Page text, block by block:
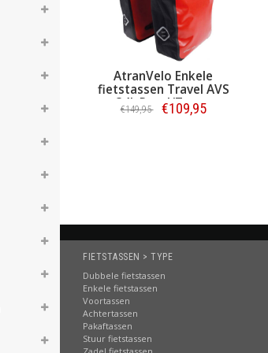
AtranVelo Enkele
fietstassen Travel AVS
34L Rood/Zwart
€149,95 €109,95
FIETSTASSEN > TYPE
Dubbele fietstassen
Enkele fietstassen
Voortassen
Achtertassen
Pakaftassen
Stuur fietstassen